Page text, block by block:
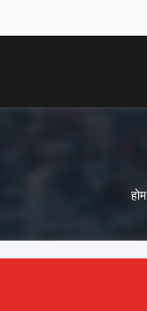
होम